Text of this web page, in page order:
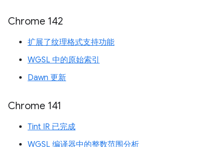
Chrome 142
扩展了纹理格式支持功能
WGSL 中的原始索引
Dawn 更新
Chrome 141
Tint IR 已完成
WGSL 编译器中的整数范围分析